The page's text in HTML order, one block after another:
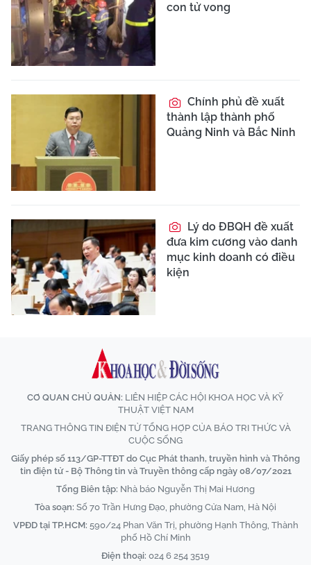
con tử vong
Chính phủ đề xuất
thành lập thành phố
Quảng Ninh và Bắc Ninh
Lý do ĐBQH đề xuất
đưa kim cương vào danh
mục kinh doanh có điều
kiện
CƠ QUAN CHỦ QUẢN: LIÊN HIỆP CÁC HỘI KHOA HỌC VÀ KỸ
THUẬT VIỆT NAM
TRANG THÔNG TIN ĐIỆN TỬ TỔNG HỢP CỦA BÁO TRI THỨC VÀ
CUỘC SỐNG
Giấy phép số 113/GP-TTĐT do Cục Phát thanh, truyền hình và Thông
tin điện tử - Bộ Thông tin và Truyền thông cấp ngày 08/07/2021
Tổng Biên tập: Nhà báo Nguyễn Thị Mai Hương
Tòa soạn: Số 70 Trần Hưng Đạo, phường Cửa Nam, Hà Nội
VPĐD tại TP.HCM: 590/24 Phan Văn Trị, phường Hạnh Thông, Thành
phố Hồ Chí Minh
Điện thoại: 024 6 254 3519